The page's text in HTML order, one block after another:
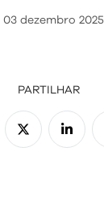
03 dezembro 2025
PARTILHAR